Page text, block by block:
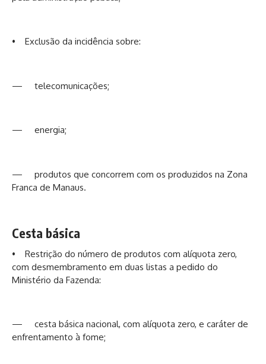
• Exclusão da incidência sobre:
— telecomunicações;
— energia;
— produtos que concorrem com os produzidos na Zona
Franca de Manaus.
Cesta básica
• Restrição do número de produtos com alíquota zero,
com desmembramento em duas listas a pedido do
Ministério da Fazenda:
— cesta básica nacional, com alíquota zero, e caráter de
enfrentamento à fome;